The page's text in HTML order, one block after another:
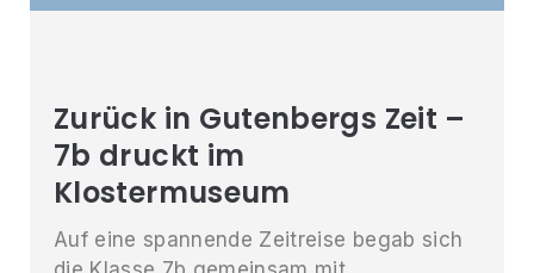
Zurück in Gutenbergs Zeit –
7b druckt im
Klostermuseum
Auf eine spannende Zeitreise begab sich